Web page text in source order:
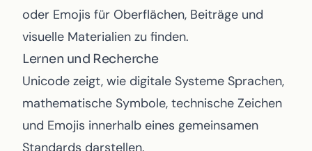
oder Emojis für Oberflächen, Beiträge und
visuelle Materialien zu finden.
Lernen und Recherche
Unicode zeigt, wie digitale Systeme Sprachen,
mathematische Symbole, technische Zeichen
und Emojis innerhalb eines gemeinsamen
Standards darstellen.